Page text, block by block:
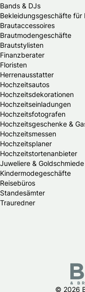
Bands & DJs
Bekleidungsgeschäfte für
Brautaccessoires
Brautmodengeschäfte
Brautstylisten
Finanzberater
Floristen
Herrenausstatter
Hochzeitsautos
Hochzeitsdekorationen
Hochzeitseinladungen
Hochzeitsfotografen
Hochzeitsgeschenke &
Hochzeitsmessen
Hochzeitsplaner
Hochzeitstortenanbieter
Juweliere & Goldschmiede
Kindermodegeschäfte
Reisebüros
Standesämter
Trauredner
© 2026